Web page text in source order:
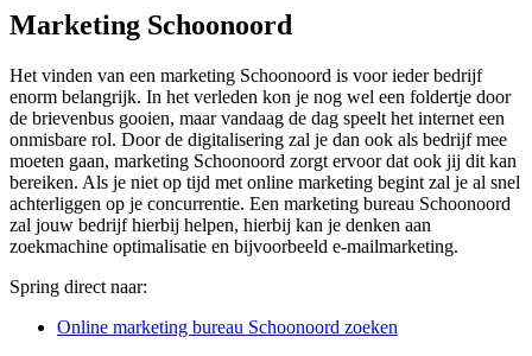
Marketing Schoonoord
Het vinden van een marketing Schoonoord is voor ieder bedrijf
enorm belangrijk. In het verleden kon je nog wel een foldertje door
de brievenbus gooien, maar vandaag de dag speelt het internet een
onmisbare rol. Door de digitalisering zal je dan ook als bedrijf mee
moeten gaan, marketing Schoonoord zorgt ervoor dat ook jij dit kan
bereiken. Als je niet op tijd met online marketing begint zal je al snel
achterliggen op je concurrentie. Een marketing bureau Schoonoord
zal jouw bedrijf hierbij helpen, hierbij kan je denken aan
zoekmachine optimalisatie en bijvoorbeeld e-mailmarketing.
Spring direct naar:
Online marketing bureau Schoonoord zoeken